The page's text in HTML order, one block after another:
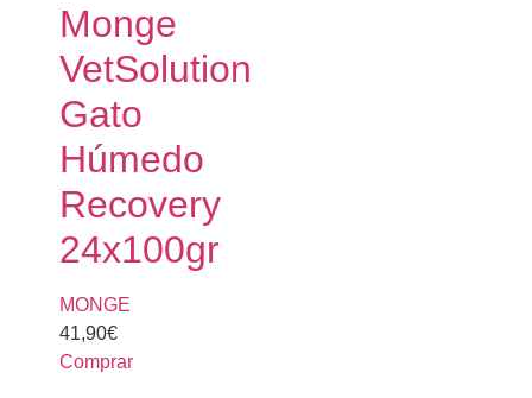
Monge
VetSolution
Gato
Húmedo
Recovery
24x100gr
MONGE
41,90€
Comprar